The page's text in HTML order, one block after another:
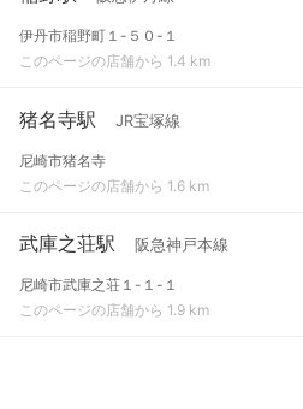
伊丹市稲野町１-５０-１
このページの店舗から 1.4 km
猪名寺駅 JR宝塚線
尼崎市猪名寺
このページの店舗から 1.6 km
武庫之荘駅 阪急神戸本線
尼崎市武庫之荘１-１-１
このページの店舗から 1.9 km